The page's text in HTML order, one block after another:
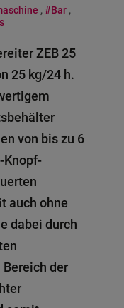
,#Bar ,
ZEB 25
25 kg/24 h.
von bis zu 6
Knopf-
auch ohne
dabei durch
der